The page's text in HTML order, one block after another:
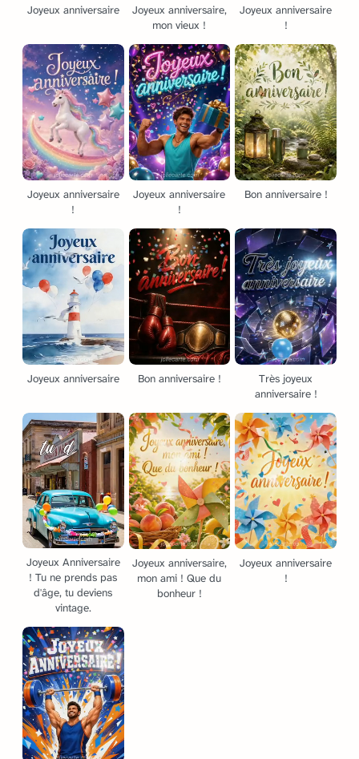
Joyeux anniversaire
Joyeux anniversaire,
mon vieux !
Joyeux anniversaire
!
Joyeux anniversaire
!
Joyeux anniversaire
!
Bon anniversaire !
Joyeux anniversaire Bon anniversaire !
Très joyeux
anniversaire !
Joyeux Anniversaire
! Tu ne prends pas
d'âge, tu deviens
vintage.
Joyeux anniversaire,
mon ami ! Que du
bonheur !
Joyeux anniversaire
!